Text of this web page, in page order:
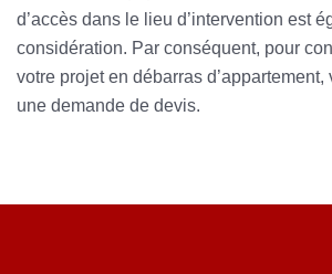
d’accès dans le lieu d’intervention est
considération. Par conséquent, pour
votre projet en débarras
une demande de devis.